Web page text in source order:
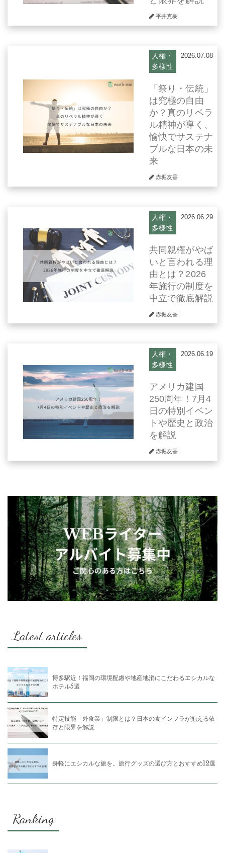
平井克樹
人権・
多様性
2026.07.08
「祭り・伝統」
は究極の自由
か？真のリベラ
ル精神が導く、
愉快でサステナ
ブルな日本の未
来
赤堀友香
人権・
多様性
2026.06.29
共同親権がやば
いと言われる理
由とは？2026
年施行の制度を
中立で徹底解説
赤堀友香
人権・
多様性
2026.06.19
アメリカ建国
250周年！7月4
日の特別イベン
トや歴史と政治
を解説
赤堀友香
Latest articles
博多駅近！福岡の環境配慮や地産地消にこだわるエシカルな
ホテル5選
特定技能「外食業」制限とは？日本の食インフラが抱える依
存と限界を解説
身軽にエシカルな旅を。旅行グッズの選び方とおすすめ12選
Ranking